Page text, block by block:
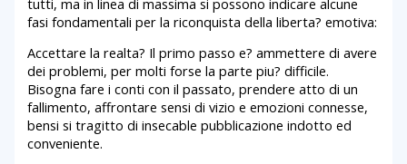
fasi fondamentali per la riconquista della liberta? emotiva:
Accettare la realta? Il primo passo e? ammettere di avere
dei problemi, per molti forse la parte piu? difficile.
Bisogna fare i conti con il passato, prendere atto di un
fallimento, affrontare sensi di vizio e emozioni connesse,
bensi si tragitto di insecable pubblicazione indotto ed
conveniente.